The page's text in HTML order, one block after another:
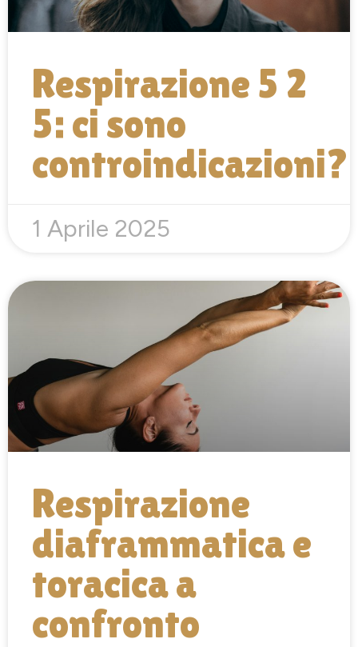
Respirazione 5 2
5: ci sono
controindicazioni?
1 Aprile 2025
Respirazione
diaframmatica e
toracica a
confronto